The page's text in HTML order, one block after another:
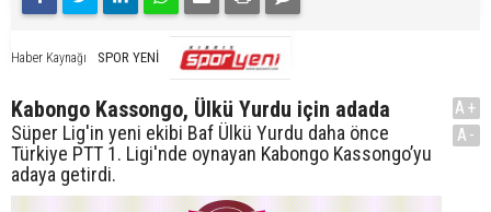
Haber Kaynağı SPOR YENİ
Kabongo Kassongo, Ülkü Yurdu için adada
Süper Lig'in yeni ekibi Baf Ülkü Yurdu daha önce
Türkiye PTT 1. Ligi'nde oynayan Kabongo Kassongo’yu
adaya getirdi.
A+
A-